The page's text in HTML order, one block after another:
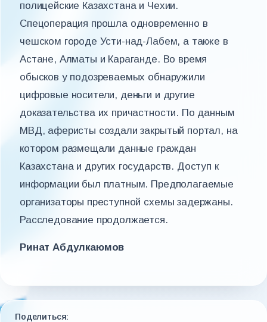
полицейские Казахстана и Чехии.
Спецоперация прошла одновременно в
чешском городе Усти-над-Лабем, а также в
Астане, Алматы и Караганде. Во время
обысков у подозреваемых обнаружили
цифровые носители, деньги и другие
доказательства их причастности. По данным
МВД, аферисты создали закрытый портал, на
котором размещали данные граждан
Казахстана и других государств. Доступ к
информации был платным. Предполагаемые
организаторы преступной схемы задержаны.
Расследование продолжается.
Ринат Абдулкаюмов
Поделиться: